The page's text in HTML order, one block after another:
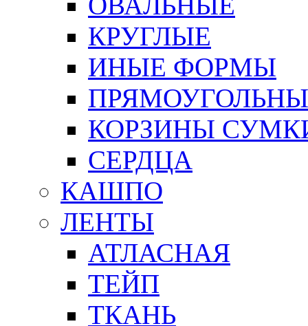
КРУГЛЫЕ
ИНЫЕ ФОРМЫ
КОРЗИНЫ
СЕРДЦА
КАШПО
ЛЕНТЫ
АТЛАСНАЯ
ТЕЙП
ТКАНЬ